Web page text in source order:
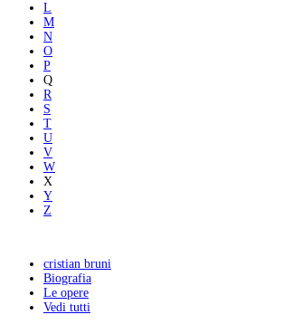
L
M
N
O
P
Q
R
S
T
U
V
W
X
Y
Z
cristian bruni
Biografia
Le opere
Vedi tutti